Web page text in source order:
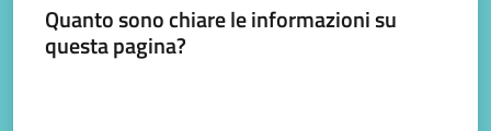
Quanto sono chiare le informazioni su
questa pagina?